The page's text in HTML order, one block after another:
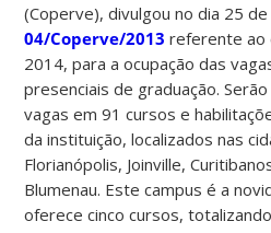
(Coperve), divulgou no dia 25
04/Coperve/2013 referente ao
2014, para a ocupação das
presenciais de graduação.
vagas em 91 cursos e
da instituição, localizados nas
Florianópolis, Joinville,
Blumenau. Este campus é a
oferece cinco cursos,